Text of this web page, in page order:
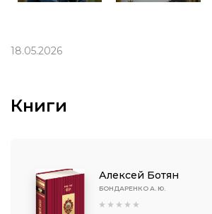
18.05.2026
Книги
Алексей Ботян
БОНДАРЕНКО А. Ю.